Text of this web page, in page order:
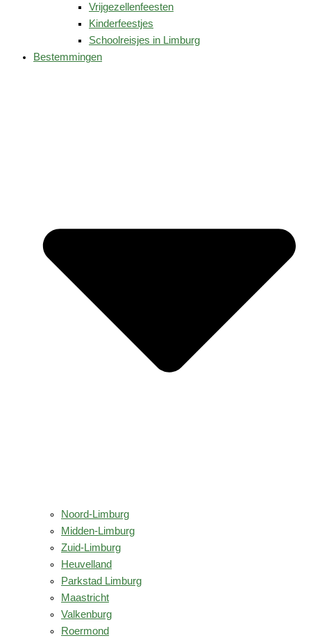
Vrijgezellenfeesten
Kinderfeestjes
Schoolreisjes in Limburg
Bestemmingen
Noord-Limburg
Midden-Limburg
Zuid-Limburg
Heuvelland
Parkstad Limburg
Maastricht
Valkenburg
Roermond